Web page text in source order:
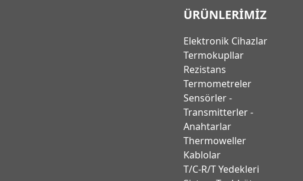
ÜRÜNLERİMİZ
Elektronik Cihazlar
Termokupllar
Rezistans
Termometreler
Sensörler -
Transmitterler -
Anahtarlar
Thermoweller
Kablolar
T/C-R/T Yedekleri